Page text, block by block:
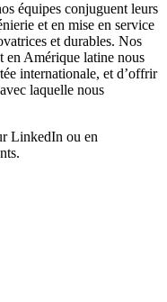
équipes conjuguent leurs
et en mise en service
et durables. Nos
en Amérique latine nous
internationale, et d’offrir
laquelle nous
LinkedIn ou en